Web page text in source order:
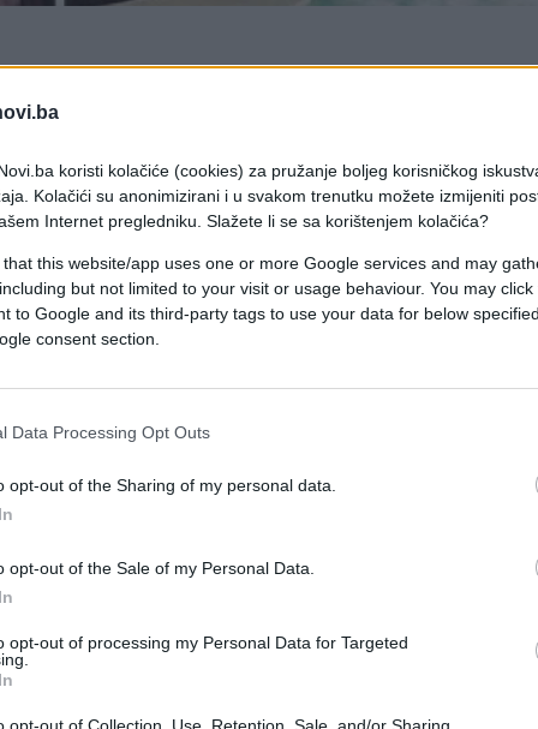
koristi kolačiće (cookies) za pružanje boljeg korisničkog
Kolačići su anonimizirani i u svakom trenutku možete izmijeniti
Internet pregledniku. Slažete li se sa korištenjem kolačića?
that this website/app uses one or more Google services and may
but not limited to your visit or usage behaviour. You may
to Google and its third-party tags to use your data for below
consent section.
Data Processing Opt Outs
opt-out of the Sharing of my personal data.
opt-out of the Sale of my Personal Data.
opt-out of processing my Personal Data for Targeted
udaljen je pet minuta od međunarodnog
centra grada i starog dijela Baščaršije , što
soba, 2 superior apartmana i jedan
Vas:Noćenje sa doručkom za dvije osobe u
samo 129 KM
u Wellness centru koji sadrži bazen,
za goste hotela a na raspolaganju su
salona. Hotel raspolaže parking
organizacije različitih evenata te im je na
salon kao i Dragon sala kao i organizaciju